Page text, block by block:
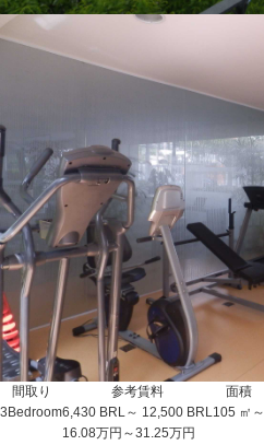
間取り 参考賃料 面積
3Bedroom6,430 BRL～ 12,500 BRL
16.08万円～31.25万円
105 ㎡～